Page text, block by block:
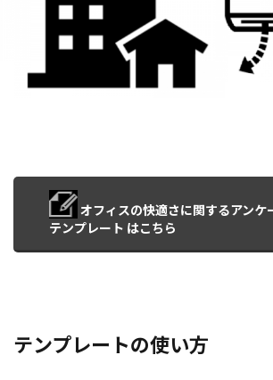
オフィスの快適さに関するアンケ
テンプレート はこちら
テンプレートの使い方